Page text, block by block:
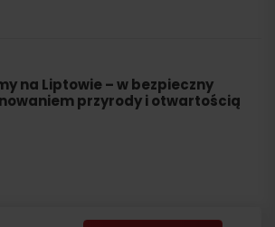
na Liptowie – w bezpieczny
przyrody i otwartością